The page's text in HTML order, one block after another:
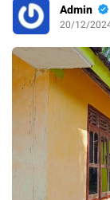
Admin
20/12/